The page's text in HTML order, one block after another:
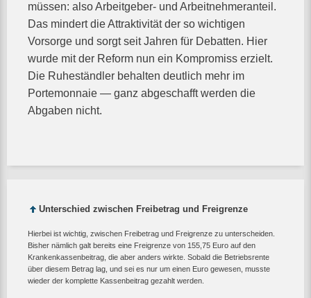
müssen: also Arbeitgeber- und Arbeitnehmeranteil.
Das mindert die Attraktivität der so wichtigen
Vorsorge und sorgt seit Jahren für Debatten. Hier
wurde mit der Reform nun ein Kompromiss erzielt.
Die Ruheständler behalten deutlich mehr im
Portemonnaie — ganz abgeschafft werden die
Abgaben nicht.
Unterschied zwischen Freibetrag und Freigrenze
Hierbei ist wichtig, zwischen Freibetrag und Freigrenze zu unterscheiden.
Bisher nämlich galt bereits eine Freigrenze von 155,75 Euro auf den
Krankenkassenbeitrag, die aber anders wirkte. Sobald die Betriebsrente
über diesem Betrag lag, und sei es nur um einen Euro gewesen, musste
wieder der komplette Kassenbeitrag gezahlt werden.